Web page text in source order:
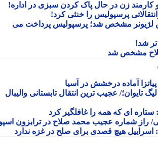
زن در حال پاک کردن سبزی در اداره!
پرسپولیس را خنثی کرد!
مشخص شد؛ پرسپولیس پرداخت می
مشخص شد
آماده درخشش در آسیا
تایوان؛/ عجیب ترین انتقال تابستانی والیبال
ای که همه را غافلگیر کرد
راز شماره عجیب محمد صلاح در ترابزون اسپور
هیچ قصدی برای صلح در غزه ندارد